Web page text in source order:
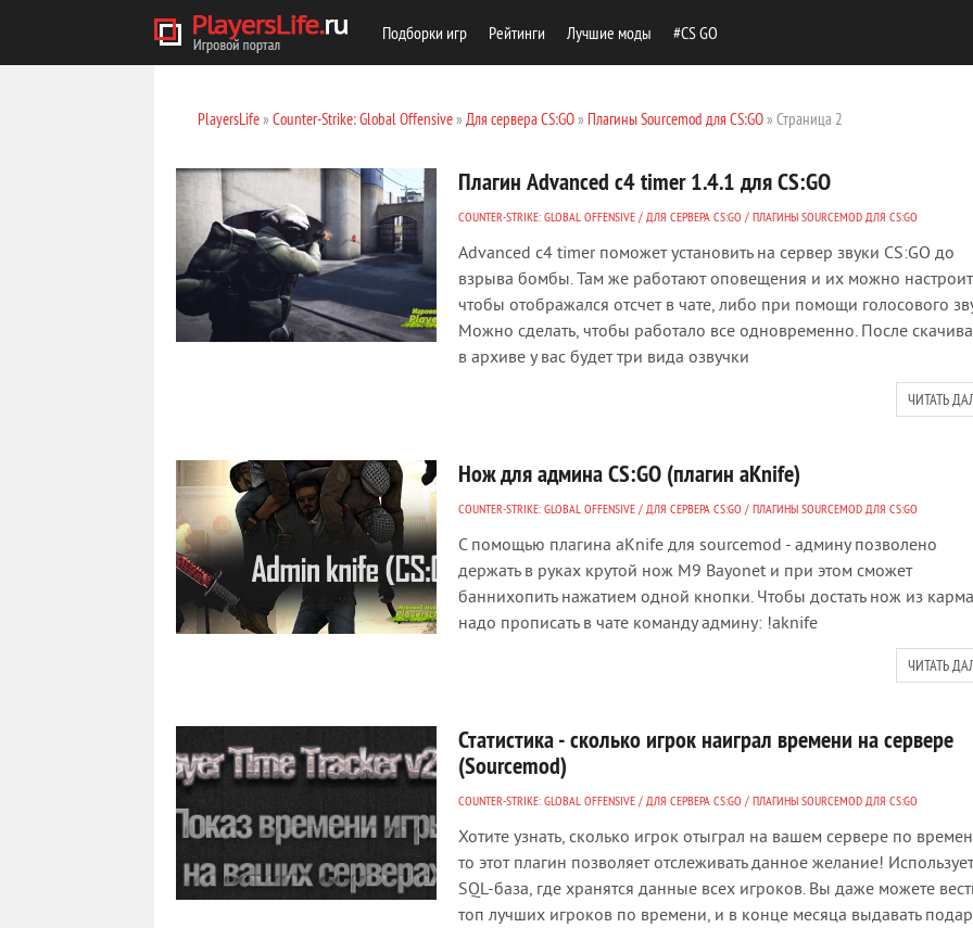
Подборки игр Рейтинги Лучшие моды #CS GO
PlayersLife» Counter-Strike: Global Offensive» Для сервера CS:GO» Плагины Sourcemod для CS:GO» Страница 2
Плагин Advanced c4 timer 1.4.1 для CS:GO
COUNTER-STRIKE: GLOBAL OFFENSIVE / ДЛЯ СЕРВЕРА CS:GO / ПЛАГИНЫ SOURCEMOD ДЛЯ CS:GO
Advanced c4 timer поможет установить на сервер звуки CS:GO до
взрыва бомбы. Там же работают оповещения и их можно
чтобы отображался отсчет в чате, либо при помощи голосового
Можно сделать, чтобы работало все одновременно. После
в архиве у вас будет три вида озвучки
ЧИТАТЬ
Нож для админа CS:GO (плагин aKnife)
COUNTER-STRIKE: GLOBAL OFFENSIVE / ДЛЯ СЕРВЕРА CS:GO / ПЛАГИНЫ SOURCEMOD ДЛЯ CS:GO
С помощью плагина aKnife для sourcemod - админу позволено
держать в руках крутой нож M9 Bayonet и при этом сможет
баннихопить нажатием одной кнопки. Чтобы достать нож из
надо прописать в чате команду админу: !aknife
ЧИТАТЬ
Статистика - сколько игрок наиграл времени на сервере
(Sourcemod)
COUNTER-STRIKE: GLOBAL OFFENSIVE / ДЛЯ СЕРВЕРА CS:GO / ПЛАГИНЫ SOURCEMOD ДЛЯ CS:GO
Хотите узнать, сколько игрок отыграл на вашем сервере по
то этот плагин позволяет отслеживать данное желание!
SQL-база, где хранятся данные всех игроков. Вы даже можете
топ лучших игроков по времени, и в конце месяца выдавать